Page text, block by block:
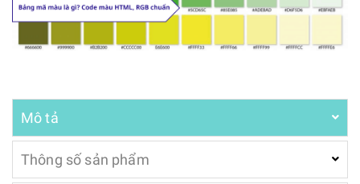
Mô tả
Thông số sản phẩm